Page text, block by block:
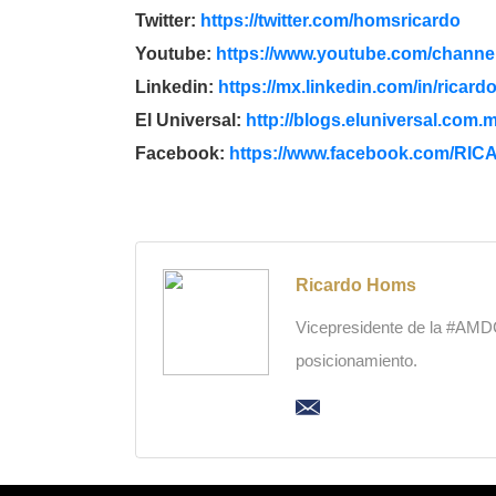
Twitter: https://twitter.com/homsricardo
Youtube: https://www.youtube.com/
Linkedin: https://mx.linkedin.com/in/
El Universal: http://blogs.eluniversal.com.
Facebook: https://www.facebook.com/
Ricardo Homs
Vicepresidente de la
posicionamiento.